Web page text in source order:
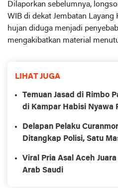
Dilaporkan sebelumnya,
WIB di dekat Jembatan Layang
hujan diduga menjadi
mengakibatkan material
LIHAT JUGA
Temuan Jasad di Rimbo
di Kampar Habisi Nyawa
Delapan Pelaku
Ditangkap Polisi, Satu
Viral Pria Asal Aceh
Arab Saudi